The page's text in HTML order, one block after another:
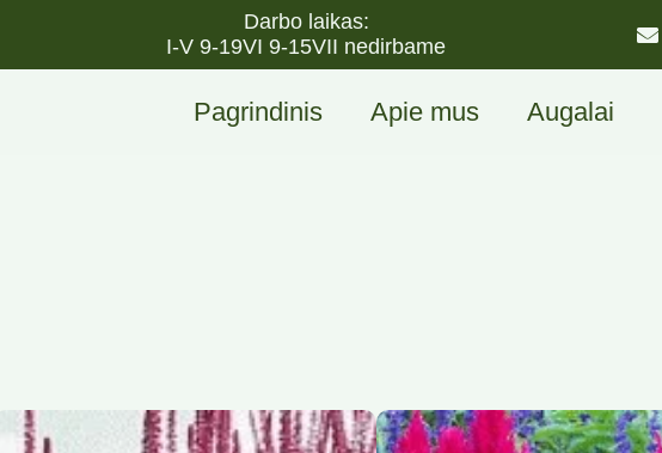
Darbo laikas:
I-V 9-19VI 9-15VII nedirbame
Pagrindinis Apie mus Augalai